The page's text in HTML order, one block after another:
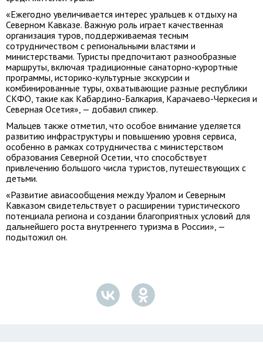
«Ежегодно увеличивается интерес уральцев к отдыху на
Северном Кавказе. Важную роль играет качественная
организация туров, поддерживаемая тесным
сотрудничеством с региональными властями и
министерствами. Туристы предпочитают разнообразные
маршруты, включая традиционные санаторно-курортные
программы, историко-культурные экскурсии и
комбинированные туры, охватывающие разные республики
СКФО, такие как Кабардино-Балкария, Карачаево-Черкесия и
Северная Осетия», — добавил спикер.
Мальцев также отметил, что особое внимание уделяется
развитию инфраструктуры и повышению уровня сервиса,
особенно в рамках сотрудничества с министерством
образования Северной Осетии, что способствует
привлечению большого числа туристов, путешествующих с
детьми.
«Развитие авиасообщения между Уралом и Северным
Кавказом свидетельствует о расширении туристического
потенциала региона и создании благоприятных условий для
дальнейшего роста внутреннего туризма в России», —
подытожил он.